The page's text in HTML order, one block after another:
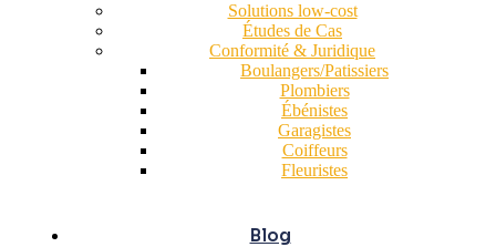
Solutions low-cost
Études de Cas
Conformité & Juridique
Boulangers/Patissiers
Plombiers
Ébénistes
Garagistes
Coiffeurs
Fleuristes
Blog